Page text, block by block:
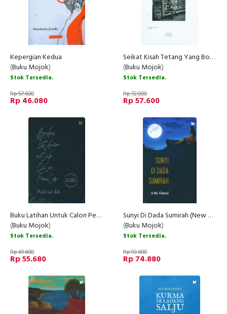
Kepergian Kedua
(Buku Mojok)
Stok Tersedia.
Rp 57.600
Rp 46.080
Seikat Kisah Tetang Yang Bohong
(Buku Mojok)
Stok Tersedia.
Rp 72.000
Rp 57.600
Buku Latihan Untuk Calon Penulis
(Buku Mojok)
Stok Tersedia.
Rp 69.600
Rp 55.680
Sunyi Di Dada Sumirah (New Cover 2020)
(Buku Mojok)
Stok Tersedia.
Rp 93.600
Rp 74.880